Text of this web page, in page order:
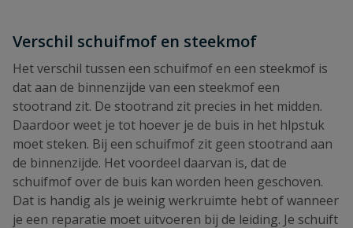
Verschil schuifmof en steekmof
Het verschil tussen een schuifmof en een steekmof is
dat aan de binnenzijde van een steekmof een
stootrand zit. De stootrand zit precies in het midden.
Daardoor weet je tot hoever je de buis in het hlpstuk
moet steken. Bij een schuifmof zit geen stootrand aan
de binnenzijde. Het voordeel daarvan is, dat de
schuifmof over de buis kan worden heen geschoven.
Dat is handig als je weinig werkruimte hebt of wanneer
je een reparatie moet uitvoeren bij de leiding. Je schuift